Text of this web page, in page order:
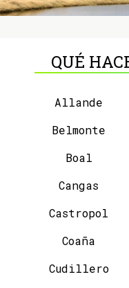
QUÉ
Allande
Belmonte
Boal
Cangas
Castropol
Coaña
Cudillero